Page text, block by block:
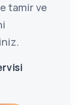
tamir ve